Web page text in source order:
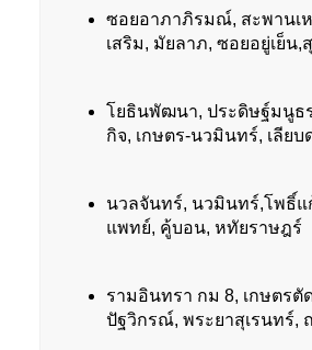
ซอยอาภาภิรมณ์, สะพานเ
เสริม, มัยลาภ, ซอยอยู่เย็น
โยธินพัฒนา, ประดิษฐ์มนูธ
กิจ, เกษตร-นวมินทร์, เลีย
นวลจันทร์, นวมินทร์,โพธิ์แ
แพทย์, คู้บอน, หทัยราษฎร์
รามอินทรา กม 8, เกษตรตั
ปัฐวิกรณ์, พระยาสุเรนทร์,